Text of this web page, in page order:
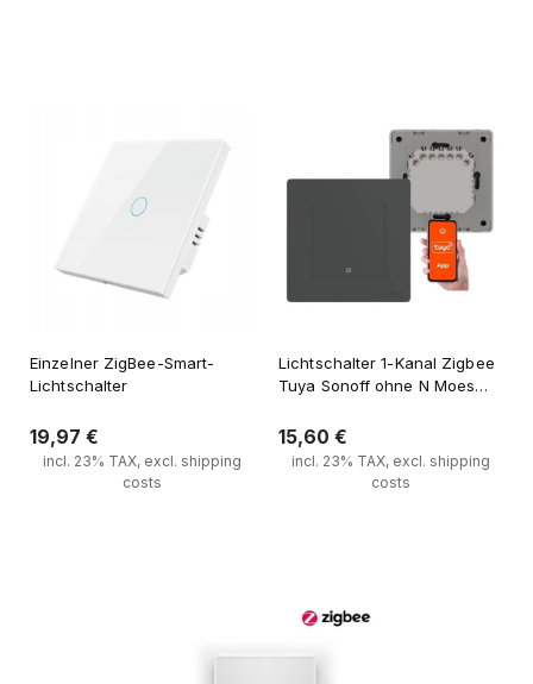
Einzelner ZigBee-Smart-
Lichtschalter
19,97 €
incl. 23% TAX, excl. shipping
costs
Lichtschalter 1-Kanal Zigbee
Tuya Sonoff ohne N Moes
15,60 €
incl. 23% TAX, excl. shipping
costs